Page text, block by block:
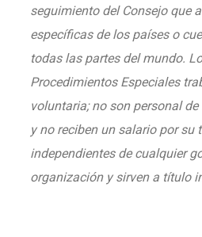
seguimiento del Consejo que
específicas de los países o
todas las partes del mundo.
Procedimientos Especiales
voluntaria; no son personal
y no reciben un salario por su
independientes de cualquier
organización y sirven a título